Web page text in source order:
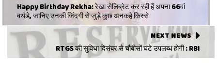
Happy Birthday Rekha: रेखा सेलिब्रेट कर रही हैं अपना 66वां
बर्थडे, जानिए उनकी जिंदगी से जुड़े कुछ अनकहे किस्से
NEXT NEWS
RTGS की सुविधा दिसंबर से चौबीसों घंटे उपलब्ध होगी : RBI